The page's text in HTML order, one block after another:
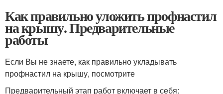
Как правильно уложить профнастил
на крышу. Предварительные
работы
Если Вы не знаете, как правильно укладывать
профнастил на крышу, посмотрите
Предварительный этап работ включает в себя: